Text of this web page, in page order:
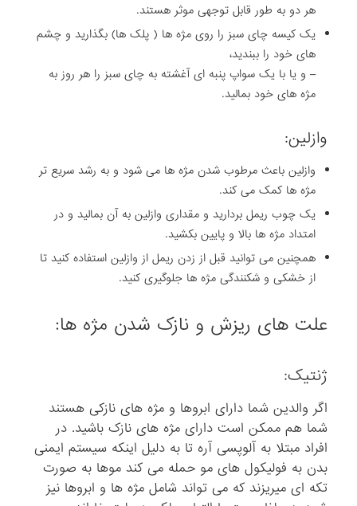
هر دو به طور قابل توجهی موثر هستند.
یک کیسه چای سبز را روی مژه ها ( پلک ها) بگذارید و چشم
های خود را ببندید،
– و یا با یک سواپ پنبه ای آغشته به چای سبز را هر روز به
مژه های خود بمالید.
وازلین:
وازلین باعث مرطوب شدن مژه ها می شود و به رشد سریع تر
مژه ها کمک می کند.
یک چوب ریمل بردارید و مقداری وازلین به آن بمالید و در
امتداد مژه ها بالا و پایین بکشید.
همچنین می توانید قبل از زدن ریمل از وازلین استفاده کنید تا
از خشکی و شکنندگی مژه ها جلوگیری کنید.
علت های ریزش و نازک شدن مژه ها:
ژنتیک:
اگر والدین شما دارای ابروها و مژه های نازکی هستند
شما هم ممکن است دارای مژه های نازک باشید. در
افراد مبتلا به آلوپسی آره تا به دلیل اینکه سیستم ایمنی
بدن به فولیکول های مو حمله می کند موها به صورت
تکه ای میریزند که می تواند شامل مژه ها و ابروها نیز